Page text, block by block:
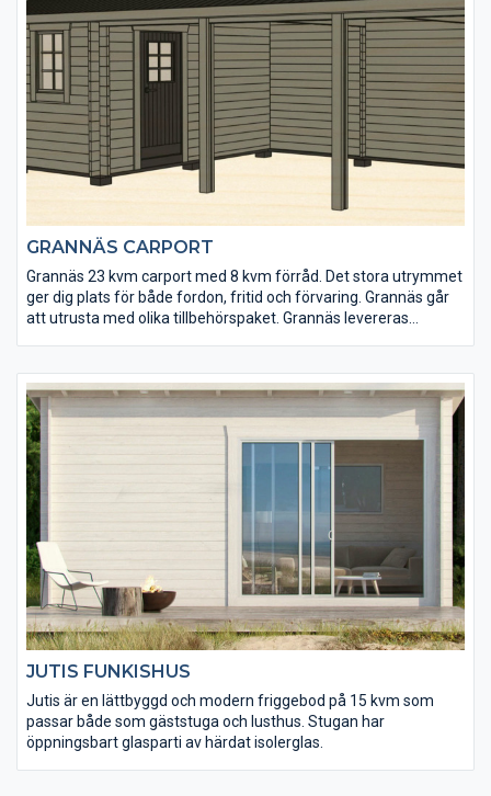
GRANNÄS CARPORT
Grannäs 23 kvm carport med 8 kvm förråd. Det stora utrymmet
ger dig plats för både fordon, fritid och förvaring. Grannäs går
att utrusta med olika tillbehörspaket. Grannäs levereras
JUTIS FUNKISHUS
Jutis är en lättbyggd och modern friggebod på 15 kvm som
passar både som gäststuga och lusthus. Stugan har
öppningsbart glasparti av härdat isolerglas.